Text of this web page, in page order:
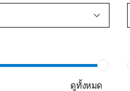
ดูทั้งหมด